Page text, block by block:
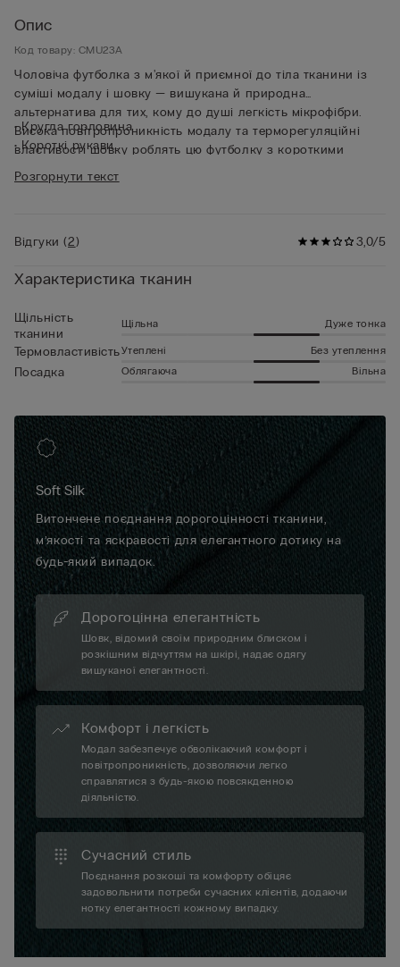
Опис
Код товару: CMU23A
Чоловіча футболка з м'якої й приємної до тіла тканини із
суміші модалу і шовку — вишукана й природна
альтернатива для тих, кому до душі легкість мікрофібри.
Висока повітропроникність модалу та терморегуляційні
властивості шовку роблять цю футболку з короткими
рукавами максимально комфортною незалежно від
температури та сезону. Саме завдяки цим характеристикам
• Кругла горловина
• Короткі рукави
• Зріст моделі 185 см, розмір L
Розгорнути текст
3,0/5
Відгуки(2)
Характеристика тканин
Щільність
тканини
Щільна Дуже тонка
ТермовластивістьУтеплені Без утеплення
Посадка Облягаюча Вільна
Soft Silk
Витончене поєднання дорогоцінності тканини,
м’якості та яскравості для елегантного дотику на
будь-який випадок.
Дорогоцінна елегантність
Шовк, відомий своїм природним блиском і
розкішним відчуттям на шкірі, надає одягу
вишуканої елегантності.
Комфорт і легкість
Модал забезпечує обволікаючий комфорт і
повітропроникність, дозволяючи легко
справлятися з будь-якою повсякденною
діяльністю.
Сучасний стиль
Поєднання розкоші та комфорту обіцяє
задовольнити потреби сучасних клієнтів, додаючи
нотку елегантності кожному випадку.